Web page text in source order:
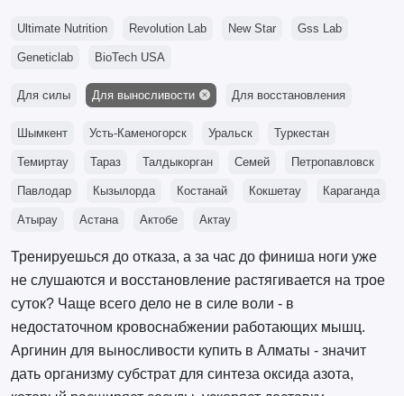
Ultimate Nutrition Revolution Lab New Star Gss Lab
Geneticlab BioTech USA
Для силы Для выносливости Для восстановления
Шымкент Усть-Каменогорск Уральск Туркестан
Темиртау Тараз Талдыкорган Семей Петропавловск
Павлодар Кызылорда Костанай Кокшетау Караганда
Атырау Астана Актобе Актау
Тренируешься до отказа, а за час до финиша ноги уже
не слушаются и восстановление растягивается на трое
суток? Чаще всего дело не в силе воли - в
недостаточном кровоснабжении работающих мышц.
Аргинин для выносливости купить в Алматы - значит
дать организму субстрат для синтеза оксида азота,